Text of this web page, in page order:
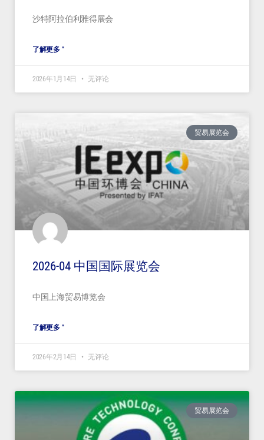
沙特阿拉伯利雅得展会
了解更多 "
2026年1月14日 无评论
贸易展览会
2026-04 中国国际展览会
中国上海贸易博览会
了解更多 "
2026年2月14日 无评论
贸易展览会